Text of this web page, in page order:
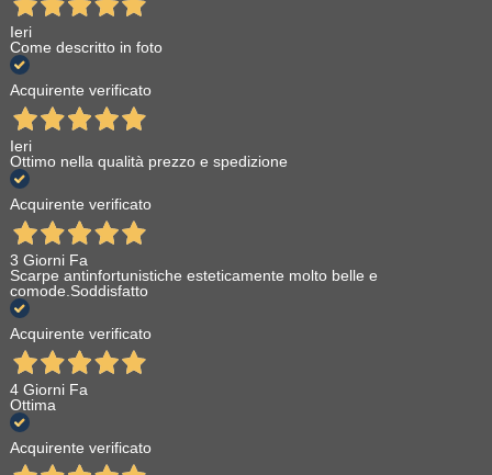
Ieri
Come descritto in foto
Acquirente verificato
Ieri
Ottimo nella qualità prezzo e spedizione
Acquirente verificato
3 Giorni Fa
Scarpe antinfortunistiche esteticamente molto belle e
comode.Soddisfatto
Acquirente verificato
4 Giorni Fa
Ottima
Acquirente verificato